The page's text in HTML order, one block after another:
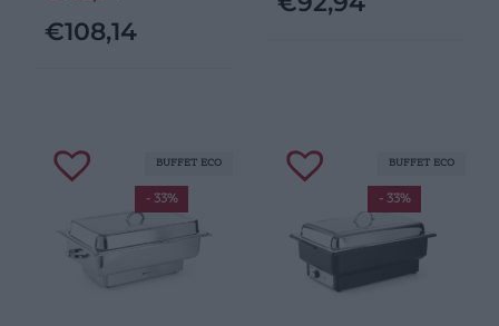
€108,14
- 33%
BUFFET ECO
- 33%
BUFFET ECO